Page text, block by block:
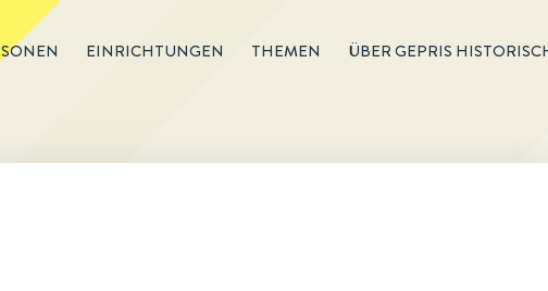
EINRICHTUNGEN THEMEN ÜBER GEPRIS